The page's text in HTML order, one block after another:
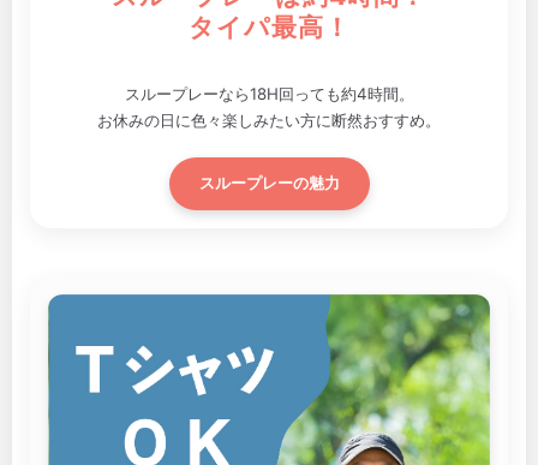
タイパ最高！
スループレーなら18H回っても約4時間。
お休みの日に色々楽しみたい方に断然おすすめ。
スループレーの魅力